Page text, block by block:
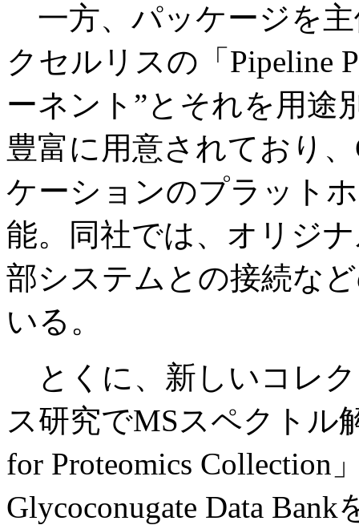
一方、パッケージを
クセルリスの「Pipeline
ーネント”とそれを用途
豊富に用意されており
ケーションのプラット
能。同社では、オリジ
部システムとの接続な
いる。
とくに、新しいコレ
ス研究でMSスペクトル
for Proteomics
Glycoconugate Data